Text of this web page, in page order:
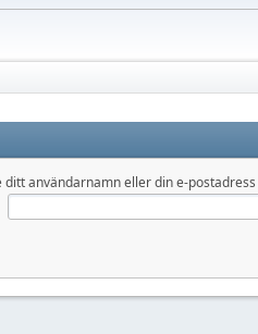
användarnamn eller din e-